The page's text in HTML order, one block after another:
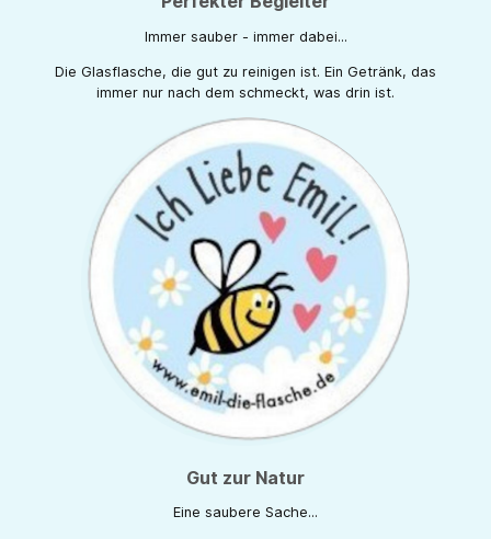
Immer sauber - immer dabei...
Die Glasflasche, die gut zu reinigen ist. Ein Getränk, das
immer nur nach dem schmeckt, was drin ist.
Gut zur Natur
Eine saubere Sache...